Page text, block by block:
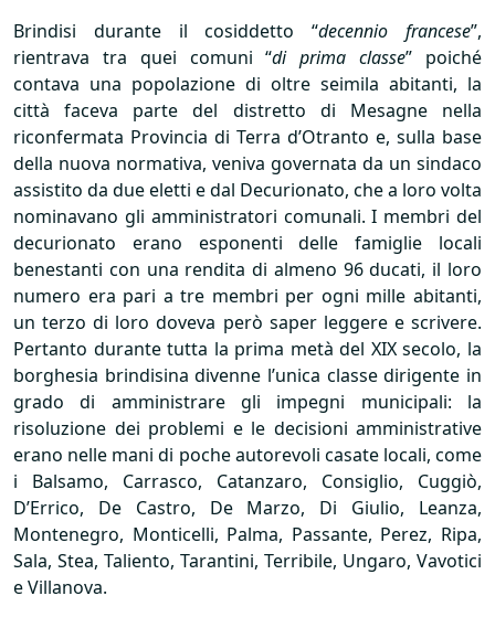
Brindisi durante il cosiddetto “decennio francese”,
rientrava tra quei comuni “di prima classe” poiché
contava una popolazione di oltre seimila abitanti, la
città faceva parte del distretto di Mesagne nella
riconfermata Provincia di Terra d’Otranto e, sulla base
della nuova normativa, veniva governata da un sindaco
assistito da due eletti e dal Decurionato, che a loro volta
nominavano gli amministratori comunali. I membri del
decurionato erano esponenti delle famiglie locali
benestanti con una rendita di almeno 96 ducati, il loro
numero era pari a tre membri per ogni mille abitanti,
un terzo di loro doveva però saper leggere e scrivere.
Pertanto durante tutta la prima metà del XIXsecolo, la
borghesia brindisina divenne l’unica classe dirigente in
grado di amministrare gli impegni municipali: la
risoluzione dei problemi e le decisioni amministrative
erano nelle mani di poche autorevoli casate locali, come
i Balsamo, Carrasco, Catanzaro, Consiglio, Cuggiò,
D’Errico, De Castro, De Marzo, Di Giulio, Leanza,
Montenegro, Monticelli, Palma, Passante, Perez, Ripa,
Sala, Stea, Taliento, Tarantini, Terribile, Ungaro, Vavotici
e Villanova.